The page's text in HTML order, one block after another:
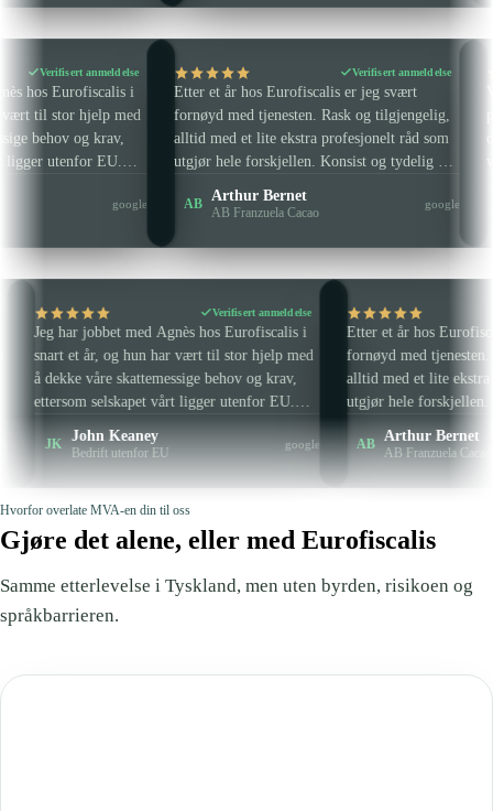
Verifisert anmeldelse
med Agnès hos Eurofiscalis i
og hun har vært til stor hjelp med
skattemessige behov og krav,
vårt ligger utenfor EU.
henne på det varmeste,
google
Verifisert
Etter et år hos Eurofiscalis er jeg svært
fornøyd med tjenesten. Rask og
alltid med et lite ekstra profesjonelt
utgjør hele forskjellen. Konsist og
rådgitt. Ingen tidssløsing og garantert
AB Arthur Bernet
AB Franzuela Cacao
Verifisert anmeldelse
med Agnès hos Eurofiscalis i
og hun har vært til stor hjelp med
skattemessige behov og krav,
selskapet vårt ligger utenfor EU.
henne på det varmeste,
Eurofiscalis.
Keaney
utenfor EU
Etter et år hos Eurofiscalis er jeg
fornøyd med tjenesten. Rask og
alltid med et lite ekstra profesjonelt
utgjør hele forskjellen. Konsist og
kort sagt, man blir veldig godt
rådgitt. Ingen tidssløsing og garantert
effektivitet.
AB Arthur Bernet
AB Franzuela Cacao
Hvorfor overlate MVA-en din til oss
Gjøre det alene, eller med Eurofiscalis
Samme etterlevelse i Tyskland, men uten byrden, risikoen og
språkbarrieren.